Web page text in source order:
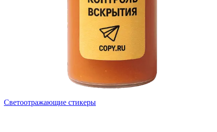
Светоотражающие стикеры